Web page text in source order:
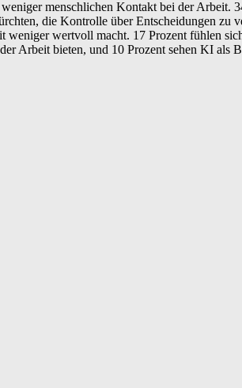
menschlichen Kontakt bei der Arbeit.
die Kontrolle über Entscheidungen
wertvoll macht. 17 Prozent fühlen
Arbeit bieten, und 10 Prozent sehen KI